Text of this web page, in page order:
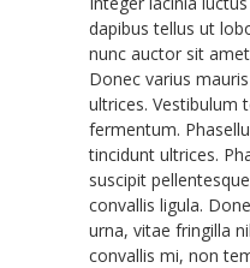
dapibus tellus ut
nunc auctor sit
Donec varius
ultrices. Vestibulum
fermentum.
tincidunt ultrices.
suscipit
convallis ligula.
urna, vitae fringilla
convallis mi, non